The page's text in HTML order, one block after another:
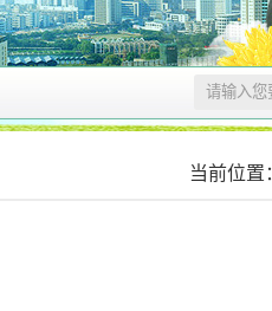
当前位置